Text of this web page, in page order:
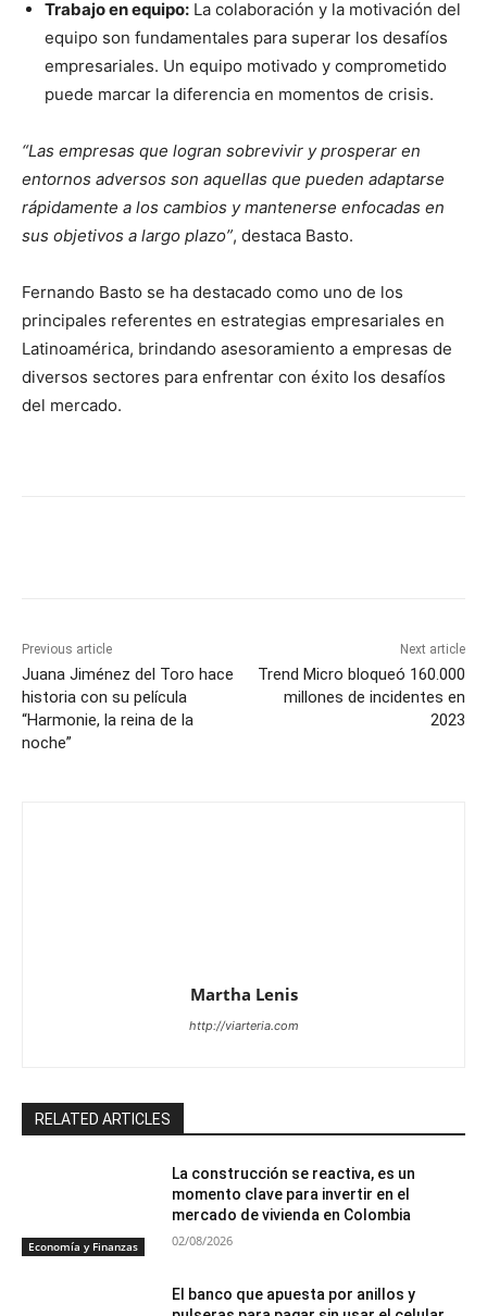
Trabajo en equipo: La colaboración y la motivación del
equipo son fundamentales para superar los desafíos
empresariales. Un equipo motivado y comprometido
puede marcar la diferencia en momentos de crisis.
“Las empresas que logran sobrevivir y prosperar en
entornos adversos son aquellas que pueden adaptarse
rápidamente a los cambios y mantenerse enfocadas en
sus objetivos a largo plazo”, destaca Basto.
Fernando Basto se ha destacado como uno de los
principales referentes en estrategias empresariales en
Latinoamérica, brindando asesoramiento a empresas de
diversos sectores para enfrentar con éxito los desafíos
del mercado.
Previous article
Juana Jiménez del Toro hace
historia con su película
“Harmonie, la reina de la
noche”
Next article
Trend Micro bloqueó 160.000
millones de incidentes en
2023
Martha Lenis
http://viarteria.com
RELATED ARTICLES
Economía y Finanzas
La construcción se reactiva, es un
momento clave para invertir en el
mercado de vivienda en Colombia
02/08/2026
El banco que apuesta por anillos y